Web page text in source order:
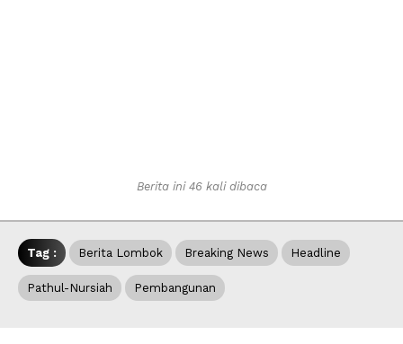
Berita ini 46 kali dibaca
Tag : Berita Lombok Breaking News Headline
Pathul-Nursiah Pembangunan